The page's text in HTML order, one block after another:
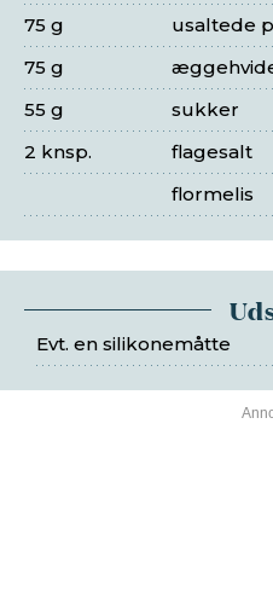
usaltede
75 g
75 g
sukker
55 g
flagesalt
2 knsp.
flormelis
Evt. en silikonemåtte